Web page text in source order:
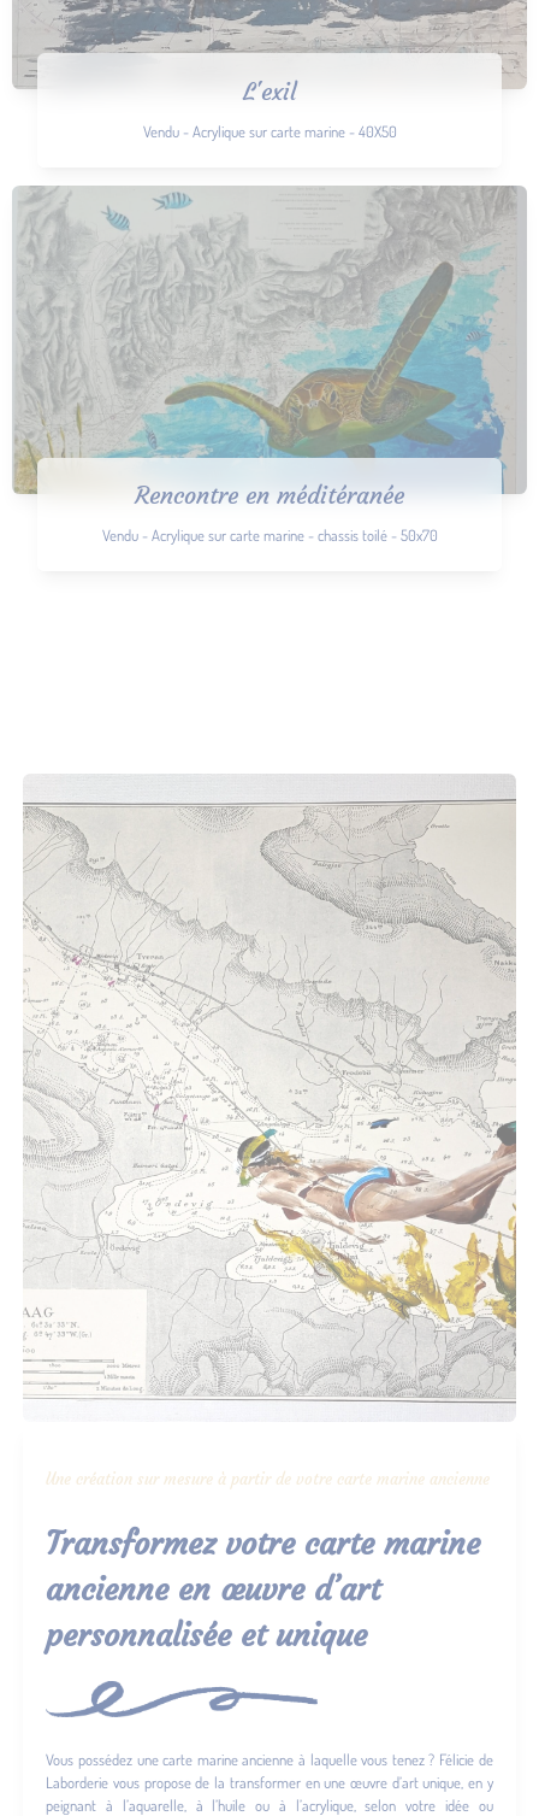
L'exil
Vendu - Acrylique sur carte marine - 40X50
Rencontre en méditéranée
Vendu - Acrylique sur carte marine - chassis toilé - 50x70
Une création sur mesure à partir de votre carte marine ancienne
Transformez votre carte marine
ancienne en œuvre d’art
personnalisée et unique
Vous possédez une carte marine ancienne à laquelle vous tenez ? Félicie de
Laborderie vous propose de la transformer en une œuvre d’art unique, en y
peignant à l’aquarelle, à l’huile ou à l’acrylique, selon votre idée ou